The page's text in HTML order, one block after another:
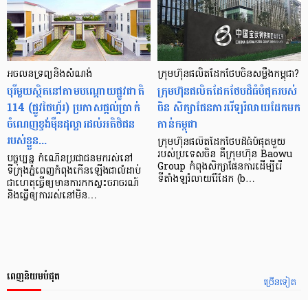
អចលនទ្រព្យ​និងសំណង់
បុរីមួយ​ស្ថិត​នៅ​តាម​បណ្តោយ​ផ្លូវជាតិ
114 (ផ្លូវថៃហ្គ័រ) ប្រកាស​ផ្តល់​ប្រាក់​
ចំណេញ​ខ្ទង់​ម៉ឺន​ដុល្លារ​ដល់​អតិថិជន​
របស់ខ្លួន...
បច្ចុប្បន្ន កំណើន​ប្រជាជន​មករស់នៅ​
ទីក្រុង​ភ្នំពេញ​កំពុងកើនឡើង​ជា​លំដាប់
ជាហេតុ​ធ្វើ​ឲ្យ​មាន​ការកក​ស្ទះ​ចរាចរណ៍
និង​ធ្វើ​ឲ្យការរស់នៅ​មិន…
ក្រុមហ៊ុន​ផលិត​ដែក​ថែប​ចិន​សម្លឹង​កម្ពុជា?
ក្រុមហ៊ុន​ផលិត​ដែកថែប​ដ៏​ធំ​បំផុត​របស់​
ចិន សិក្សា​ផែនការ​រើ​ឡរំលាយដែក​មក​
កាន់​កម្ពុជា
ក្រុមហ៊ុន​ផលិត​ដែក​ថែប​ដ៏ធំបំផុត​មួយ​
របស់​ប្រទេស​ចិន គឺក្រុមហ៊ុន Baowu
Group កំពុងសិក្សា​ផែនការ​ដើម្បី​រើ
ទីតាំង​ឡ​រំលាយ​រ៉ែដែក (b…
ច្រើនទៀត
ពេញនិយមបំផុត